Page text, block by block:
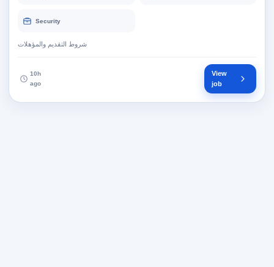
Security
شروط التقديم والمؤهلات
10h
ago
View
job